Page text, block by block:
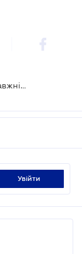
У Мін'юсті зазначили, як підтвердити справжність підпису
увійти